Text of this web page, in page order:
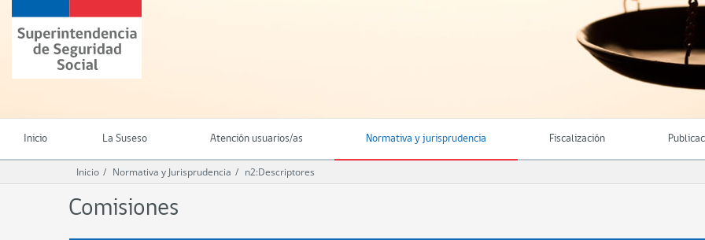
contenido
principal
Superintendencia
de
Seguridad
(SUSESO)
Chile
Inicio La Suseso Atención usuarios/as Normativa y jurisprudencia Fiscalización
Inicio Normativa y Jurisprudencia n2:Descriptores
Comisiones